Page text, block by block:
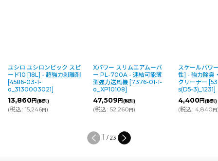
ユシロ ユシロンピック スピ
ード10 [18L] - 超強力剥離剤
[4586-03-1-
o_3130003021]
13,860円(税別)
(税込: 15,246円)
Xパワー スリムエアムーバ
ー PL-700A - 連結可能薄
型強力送風機 [7376-01-1-
o_XP10108]
47,509円(税別)
(税込: 52,260円)
スケールパワ
性] - 強力除臭
クリーナー [
s(D5-3)_1231]
4,400円(税別)
(税込: 4,840円
1 / 23